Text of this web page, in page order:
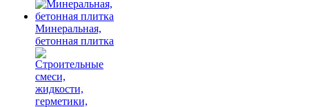
Минеральная,
бетонная плитка